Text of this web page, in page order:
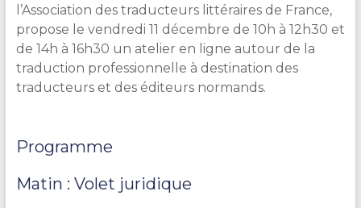
l’Association des traducteurs littéraires de France,
propose le vendredi 11 décembre de 10h à 12h30 et
de 14h à 16h30 un atelier en ligne autour de la
traduction professionnelle à destination des
traducteurs et des éditeursnormands.
Programme
Matin : Volet juridique